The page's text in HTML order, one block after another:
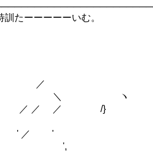
たーーーーーいむ。
ヽ
／ /}
'
', ',